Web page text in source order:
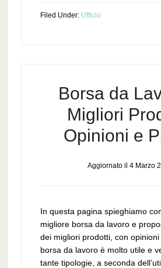
Filed Under: Ufficio
Borsa da
Migliori
Opinioni e
Aggiornato il4 Marzo
In questa pagina spieghiamo
migliore borsa da lavoro e
dei migliori prodotti, con
borsa da lavoro è molto utile e
tante tipologie, a seconda